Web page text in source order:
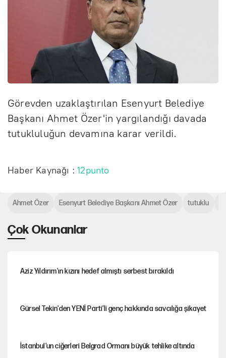
Görevden uzaklaştırılan Esenyurt Belediye
Başkanı Ahmet Özer'in yargılandığı davada
tutukluluğun devamına karar verildi.
Haber Kaynağı :12punto
Çok Okunanlar
Aziz Yıldırım'ın kızını hedef almıştı serbest bırakıldı
Gürsel Tekin'den YENİ Parti’li genç hakkında savcılığa şikayet
İstanbul’un ciğerleri Belgrad Ormanı büyük tehlike altında
Ahmet Özer Esenyurt Belediye Başkanı Ahmet Özer tutuklu